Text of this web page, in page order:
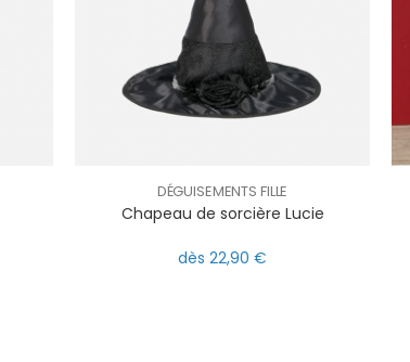
DÉGUISEMENTS FILLE
Chapeau de sorcière Lucie
dès 22,90 €